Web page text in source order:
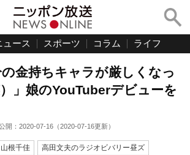
ュース スポーツ コラム ライフ
金持ちキャラが厳しくなっ
」娘のYouTuberデビューを
開： 2020-07-16 （2020-07-16更新）
山根千佳 高田文夫のラジオビバリー昼ズ